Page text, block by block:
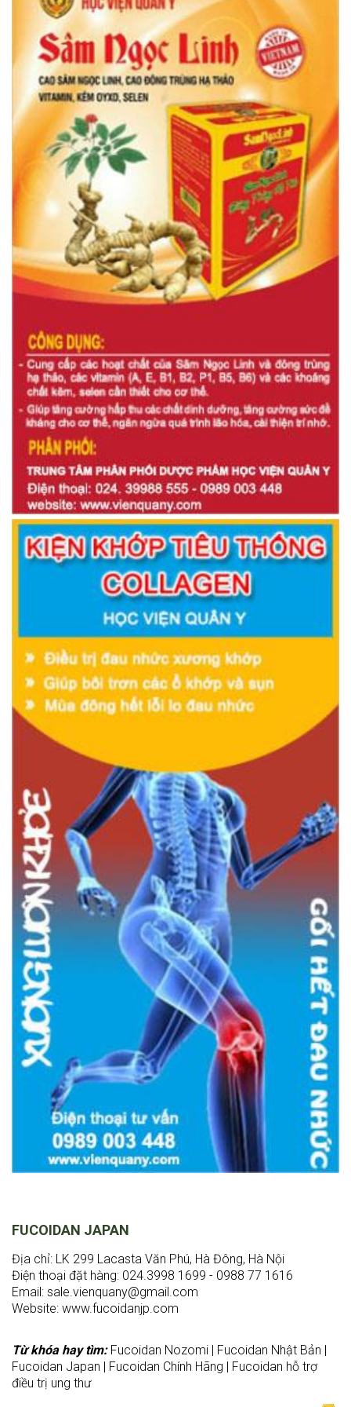
FUCOIDAN JAPAN
Địa chỉ: LK 299 Lacasta Văn Phú, Hà Đông, Hà Nội
Điện thoại đặt hàng: 024.3998 1699 - 0988 77 1616
Email: sale.vienquany@gmail.com
Website: www.fucoidanjp.com
Từ khóa hay tìm:Fucoidan Nozomi | Fucoidan Nhật Bản |
Fucoidan Japan | Fucoidan Chính Hãng | Fucoidan hỗ trợ
điều trị ung thư